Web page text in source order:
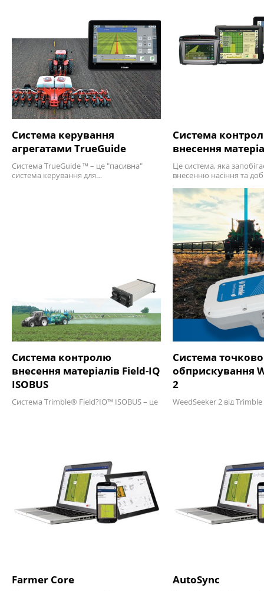
Система керування
агрегатами TrueGuide
Система TrueGuide ™ – це "пасивна"
система керування для…
Система
внесення
Це система, яка
внесенню насіння та
Cистема контролю
внесення матеріалів Field-IQ
ISOBUS
Система Trimble® Field?IQ™ ISOBUS – це
Система
обприскування
2
WeedSeeker 2 від
Farmer Core AutoSync